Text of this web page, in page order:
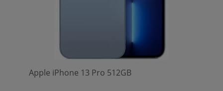
Apple iPhone 13 Pro 512GB